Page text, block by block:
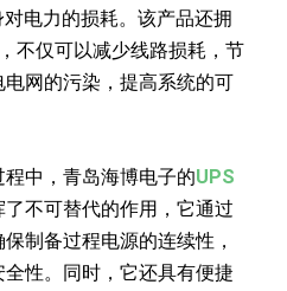
电力的损耗。该产品还拥
不仅可以减少线路损耗，节
网的污染，提高系统的可
中，青岛海博电子的UPS
不可替代的作用，它通过
制备过程电源的连续性，
性。同时，它还具有便捷